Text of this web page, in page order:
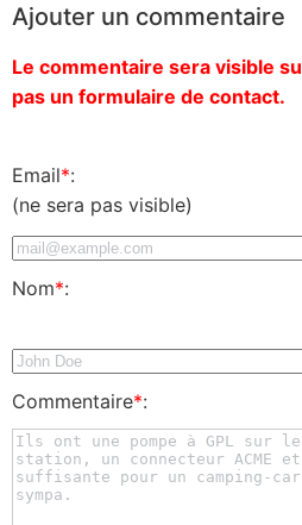
Ajouter un commentaire
Le commentaire sera visible
pas un formulaire de contact.
Email*:
(ne sera pas visible)
Nom*:
Commentaire*: